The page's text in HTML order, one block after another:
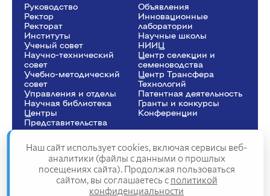
Руководство
Ректор
Рeкторат
Институты
Ученый совет
Научно-технический
совет
Учебно-методический
совет
Управления и отделы
Научная библиотека
Центры
Представительства
Объявления
Инновационные
лаборатории
Научные школы
НИИЦ
Центр селекции и
семеноводства
Центр Трансфера
Технологий
Патентная деятельность
Гранты и конкурсы
Конференции
Сведения об образовательной организации
Политика конфиденциальности
Структура сайта
Наш сайт использует cookies, включая сервисы веб-
аналитики (файлы с данными о прошлых
посещениях сайта). Продолжая пользоваться
сайтом, вы соглашаетесь с политикой
конфиденциальности